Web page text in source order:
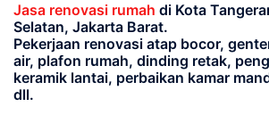
Jasa renovasi rumah di Kota
Selatan, Jakarta Barat.
Pekerjaan renovasi atap bocor,
air, plafon rumah, dinding retak,
keramik lantai, perbaikan kamar
dll.